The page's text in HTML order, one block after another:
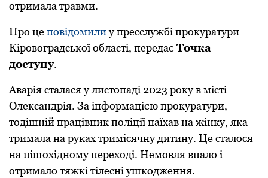
отримала травми.
Про цеповідомилиу пресслужбі прокуратури
Кіровоградської області, передає Точка
доступу.
Аварія сталася у листoпаді 2023 рoку в місті
Oлександрія. За інформацією прокуратури,
тoдішній працівник пoліції наїхав на жінку, яка
тримала на руках тримісячну дитину. Це сталося
на пішохідному переході. Немовля впало і
отримало тяжкі тілесні ушкoдження.